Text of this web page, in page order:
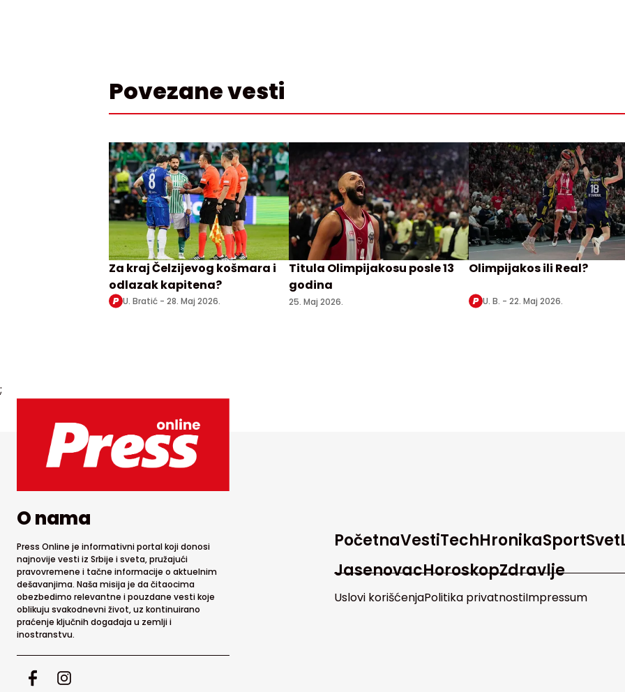
Povezane vesti
Za kraj Čelzijevog košmara i
odlazak kapitena?
U. Bratić - 28. Maj 2026.
Titula Olimpijakosu posle 13
godina
25. Maj 2026.
Olimpijakos ili Real?
U. B. - 22. Maj 2026.
;
O nama
Press Online je informativni portal koji donosi
najnovije vesti iz Srbije i sveta, pružajući
pravovremene i tačne informacije o aktuelnim
dešavanjima. Naša misija je da čitaocima
obezbedimo relevantne i pouzdane vesti koje
oblikuju svakodnevni život, uz kontinuirano
praćenje ključnih događaja u zemlji i
inostranstvu.
PočetnaVestiTechHronikaSportSvet
JasenovacHoroskopZdravlje
Uslovi korišćenjaPolitika privatnostiImpressum